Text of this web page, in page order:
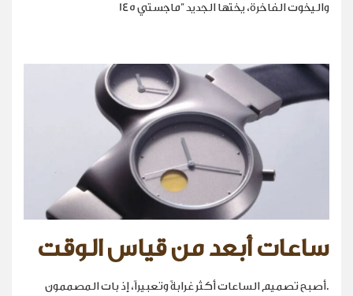
واليخوت الفاخرة، يختها الجديد "ماجستي 145
ساعات أبعد من قياس الوقت
.أصبح تصميم الساعات أكثر غرابةً وتعبيراً، إذ بات المصممون